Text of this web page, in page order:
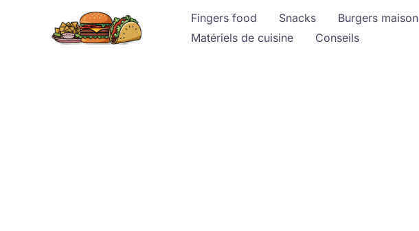
Fingers food Snacks Burgers maison
Matériels de cuisine
Conseils